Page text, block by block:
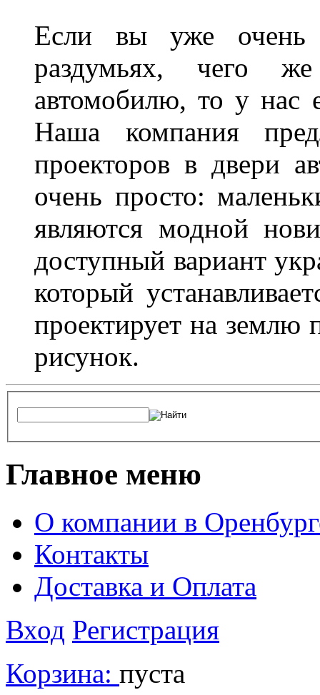
Если вы уже очень
раздумьях, чего
автомобилю, то у нас
Наша компания
проекторов в двери
очень просто:
являются модной
доступный вариант
который
проектирует на землю
рисунок.
Главное меню
О компании в
Контакты
Доставка и Оплата
Вход Регистрация
Корзина: пуста